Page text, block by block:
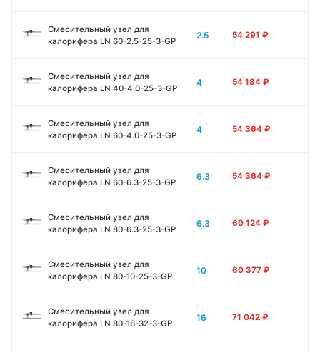
Смесительный узел для
калорифера LN 60-2.5-25-3-GP
2.5 54 291 ₽
Смесительный узел для
калорифера LN 40-4.0-25-3-GP
4 54 184 ₽
Смесительный узел для
калорифера LN 60-4.0-25-3-GP
4 54 364 ₽
Смесительный узел для
калорифера LN 60-6.3-25-3-GP
6.3 54 364 ₽
Смесительный узел для
калорифера LN 80-6.3-25-3-GP
6.3 60 124 ₽
Смесительный узел для
калорифера LN 80-10-25-3-GP
10 60 377 ₽
Смесительный узел для
калорифера LN 80-16-32-3-GP
16 71 042 ₽